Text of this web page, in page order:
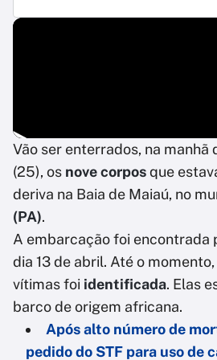
Vão ser enterrados, na
(25), os nove corposque
deriva na Baia de Maiaú, no
(PA).
A embarcação foi encontrada
dia 13 de abril. Até o momento,
vítimas foi identificada. Elas
barco de origem africana.
Após alto número de
pedido do STF para uso de